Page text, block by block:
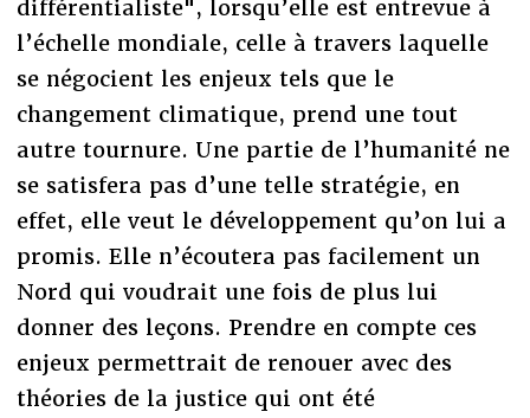
différentialiste", lorsqu’elle est entrevue à
l’échelle mondiale, celle à travers laquelle
se négocient les enjeux tels que le
changement climatique, prend une tout
autre tournure. Une partie de l’humanité ne
se satisfera pas d’une telle stratégie, en
effet, elle veut le développement qu’on lui a
promis. Elle n’écoutera pas facilement un
Nord qui voudrait une fois de plus lui
donner des leçons. Prendre en compte ces
enjeux permettrait de renouer avec des
théories de la justice qui ont été